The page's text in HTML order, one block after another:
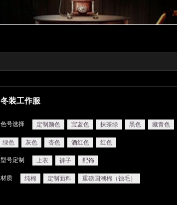
冬装工作服
色号选择 定制颜色 宝蓝色 抹茶绿 黑色 藏青色
绿色 灰色 杏色 酒红色 红色
型号定制 上衣 裤子 配饰
材质 纯棉 定制面料 重磅国潮棉（蚀毛）